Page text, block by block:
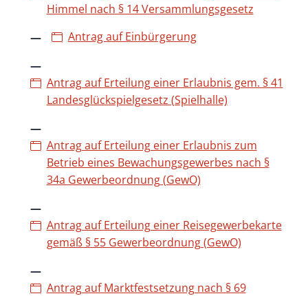
Himmel nach § 14 Versammlungsgesetz
Antrag auf Einbürgerung
Antrag auf Erteilung einer Erlaubnis gem. § 41
Landesglückspielgesetz (Spielhalle)
Antrag auf Erteilung einer Erlaubnis zum
Betrieb eines Bewachungsgewerbes nach §
34a Gewerbeordnung (GewO)
Antrag auf Erteilung einer Reisegewerbekarte
gemäß § 55 Gewerbeordnung (GewO)
Antrag auf Marktfestsetzung nach § 69